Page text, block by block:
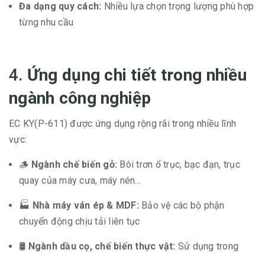
Đa dạng quy cách: Nhiều lựa chọn trọng lượng phù hợp
từng nhu cầu
4. Ứng dụng chi tiết trong nhiều
ngành công nghiệp
EC KY(P-611) được ứng dụng rộng rãi trong nhiều lĩnh
vực:
🪵 Ngành chế biến gỗ: Bôi trơn ổ trục, bạc đạn, trục
quay của máy cưa, máy nén…
🏭 Nhà máy ván ép & MDF: Bảo vệ các bộ phận
chuyển động chịu tải liên tục
🛢 Ngành dầu cọ, chế biến thực vật: Sử dụng trong